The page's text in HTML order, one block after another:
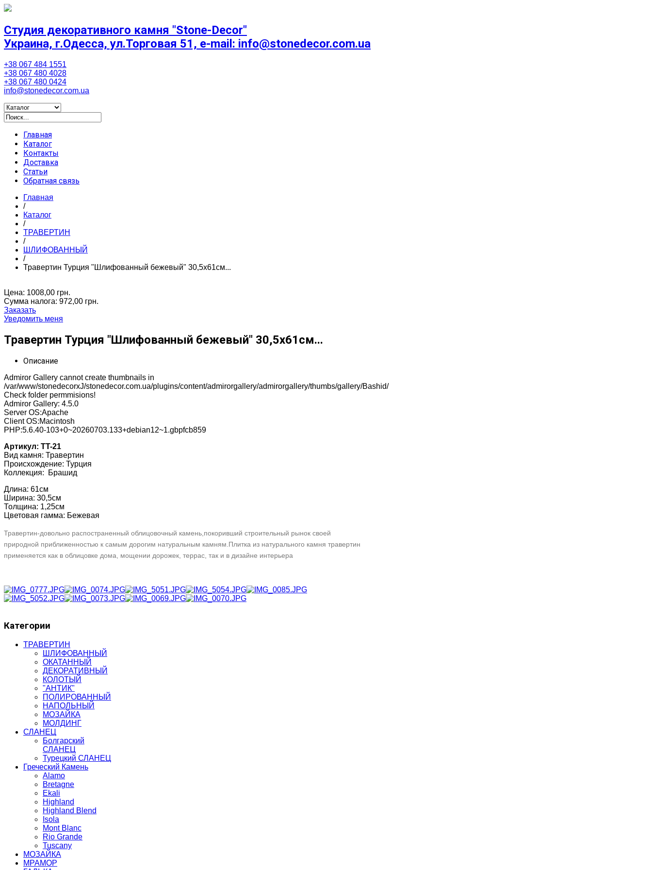
Студия декоративного камня "Stone-Decor"
Украина, г.Одесса, ул.Торговая 51, e-mail: info@stonedecor.com.ua
+38 067 484 1551
+38 067 480 4028
+38 067 480 0424
info@stonedecor.com.ua
Главная
Каталог
Контакты
Доставка
Статьи
Обратная связь
Главная
/
Каталог
/
ТРАВЕРТИН
/
ШЛИФОВАННЫЙ
/
Травертин Турция "Шлифованный бежевый" 30,5х61см...
Цена: 1008,00 грн.
Сумма налога: 972,00 грн.
Заказать
Уведомить меня
Травертин Турция "Шлифованный бежевый" 30,5х61см...
Описание
Admiror Gallery cannot create thumbnails in
/var/www/stonedecorxJ/stonedecor.com.ua/plugins/content/admirorgallery/admirorgallery/thumbs/gallery/Bashid/
Check folder permmisions!
Admiror Gallery: 4.5.0
Server OS:Apache
Client OS:Macintosh
PHP:5.6.40-103+0~20260703.133+debian12~1.gbpfcb859
Артикул: TT-21
Вид камня: Травертин
Происхождение: Турция
Коллекция: Брашид
Длина: 61см
Ширина: 30,5см
Толщина: 1,25см
Цветовая гамма: Бежевая
Травертин-довольно распостраненный облицовочный камень,покоривший строительный рынок своей
природной приближенностью к самым дорогим натуральным камням.Плитка из натурального камня травертин
применяется как в облицовке дома, мощении дорожек, террас, так и в дизайне интерьера
Категории
ТРАВЕРТИН
ШЛИФОВАННЫЙ
ОКАТАННЫЙ
ДЕКОРАТИВНЫЙ
КОЛОТЫЙ
"АНТИК"
ПОЛИРОВАННЫЙ
НАПОЛЬНЫЙ
МОЗАЙКА
МОЛДИНГ
СЛАНЕЦ
Болгарский
СЛАНЕЦ
Турецкий СЛАНЕЦ
Греческий Камень
Alamo
Bretagne
Ekali
Highland
Highland Blend
Isola
Mont Blanc
Rio Grande
Tuscany
МОЗАЙКA
МРАМОР